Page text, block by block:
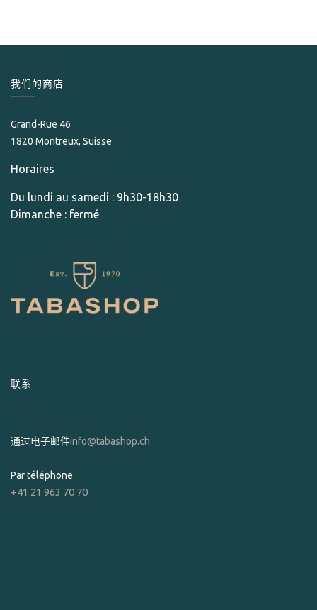
我们的商店
Grand-Rue 46
1820 Montreux, Suisse
Horaires
Du lundi au samedi : 9h30-18h30
Dimanche : fermé
联系
通过电子邮件info@tabashop.ch
Par téléphone
+41 21 963 70 70